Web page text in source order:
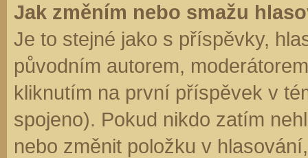
Jak změním nebo smažu
Je to stejné jako s příspěvky,
původním autorem,
kliknutím na první příspěvek v
spojeno). Pokud nikdo zatím
nebo změnit položku v